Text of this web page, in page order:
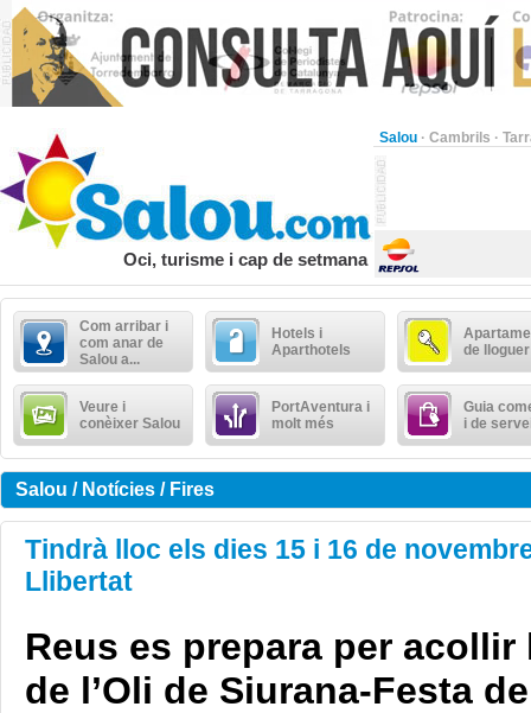
Salou · Cambrils ·
Oci, turisme i cap de setmana
Com arribar i
com anar de
Salou a...
Hotels i
Aparthotels
de lloguer
Veure i
conèixer Salou
PortAventura i
molt més
Guia
i de
Salou / Notícies / Fires
Tindrà lloc els dies 15 i 16 de
Llibertat
Reus es prepara per acollir
de l’Oli de Siurana-Festa